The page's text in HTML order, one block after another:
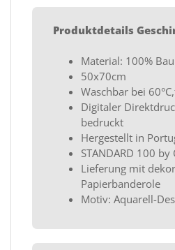
Produktdetails
Material: 100%
50x70cm
Waschbar bei
Digitaler
bedruckt
Hergestellt in
STANDARD 100 by
Lieferung mit
Papierbanderole
Motiv: Aquarell-